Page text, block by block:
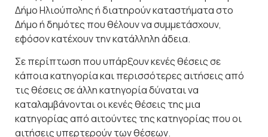
Δήμο Ηλιούπολης ή διατηρούν καταστήματα στο
Δήμο ή δημότες που θέλουν να συμμετάσχουν,
εφόσον κατέχουν την κατάλληλη άδεια.
Σε περίπτωση που υπάρξουν κενές θέσεις σε
κάποια κατηγορία και περισσότερες αιτήσεις από
τις θέσεις σε άλλη κατηγορία δύναται να
καταλαμβάνονται οι κενές θέσεις της μια
κατηγορίας από αιτούντες της κατηγορίας που οι
αιτήσεις υπερτερούν των θέσεων.